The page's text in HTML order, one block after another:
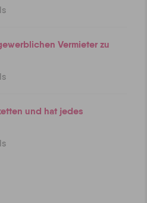
Vermieter zu
und hat jedes